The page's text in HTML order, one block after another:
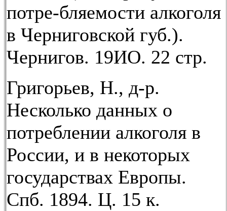
потре-бляемости алкоголя
в Черниговской губ.).
Чернигов. 19ИО. 22 стр.
Григорьев, Н., д-р.
Несколько данных о
потреблении алкоголя в
России, и в некоторых
государствах Европы.
Спб. 1894. Ц. 15 к.